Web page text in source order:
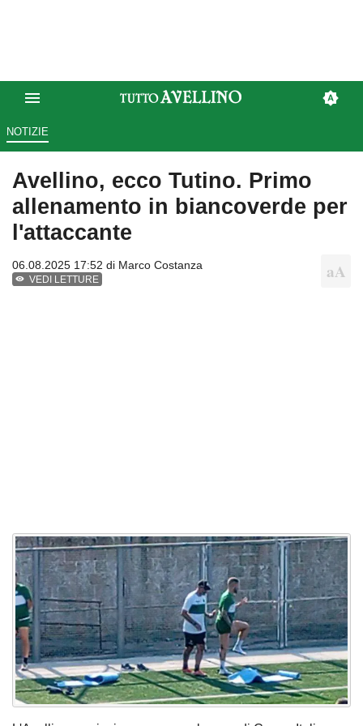
NOTIZIE
Avellino, ecco Tutino. Primo
allenamento in biancoverde per
l'attaccante
06.08.2025 17:52 di Marco Costanza
VEDI LETTURE